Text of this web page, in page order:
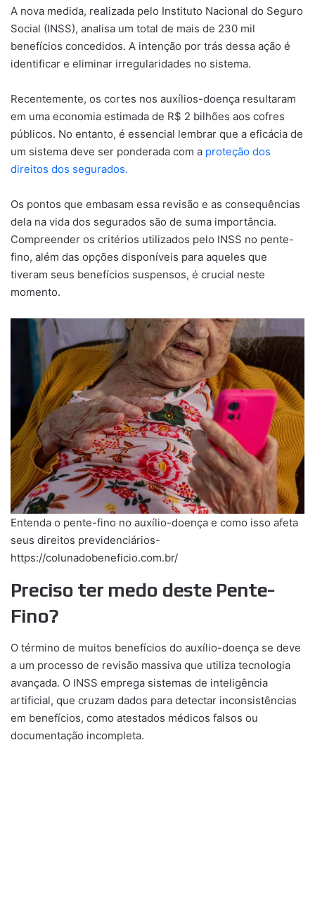
A nova medida, realizada pelo Instituto Nacional do Seguro
Social (INSS), analisa um total de mais de 230 mil
benefícios concedidos. A intenção por trás dessa ação é
identificar e eliminar irregularidades no sistema.
Recentemente, os cortes nos auxílios-doença resultaram
em uma economia estimada de R$ 2 bilhões aos cofres
públicos. No entanto, é essencial lembrar que a eficácia de
um sistema deve ser ponderada com a proteção dos
direitos dos segurados.
Os pontos que embasam essa revisão e as consequências
dela na vida dos segurados são de suma importância.
Compreender os critérios utilizados pelo INSS no pente-
fino, além das opções disponíveis para aqueles que
tiveram seus benefícios suspensos, é crucial neste
momento.
Entenda o pente-fino no auxílio-doença e como isso afeta
seus direitos previdenciários-
https://colunadobeneficio.com.br/
Preciso ter medo deste Pente-
Fino?
O término de muitos benefícios do auxílio-doença se deve
a um processo de revisão massiva que utiliza tecnologia
avançada. O INSS emprega sistemas de inteligência
artificial, que cruzam dados para detectar inconsistências
em benefícios, como atestados médicos falsos ou
documentação incompleta.